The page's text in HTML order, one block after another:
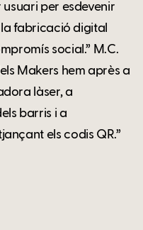
per esdevenir
fabricació digital
social.” M.C.
Makers hem après a
làser, a
barris i a
els codis QR.”